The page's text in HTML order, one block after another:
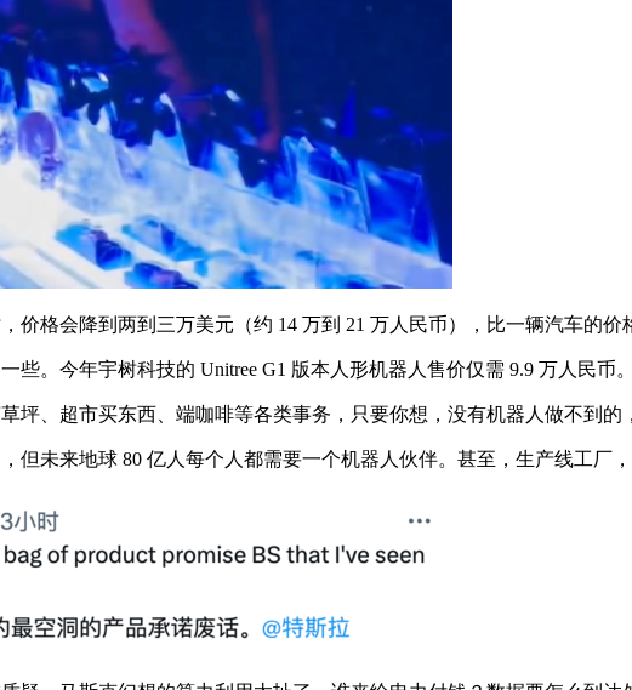
格会降到两到三万美元（约 14 万到 21 万人民币），比一辆汽车的价
。今年宇树科技的 Unitree G1 版本人形机器人售价仅需 9.9 万人民币
、超市买东西、端咖啡等各类事务，只要你想，没有机器人做不到的
未来地球 80 亿人每个人都需要一个机器人伙伴。甚至，生产线工厂